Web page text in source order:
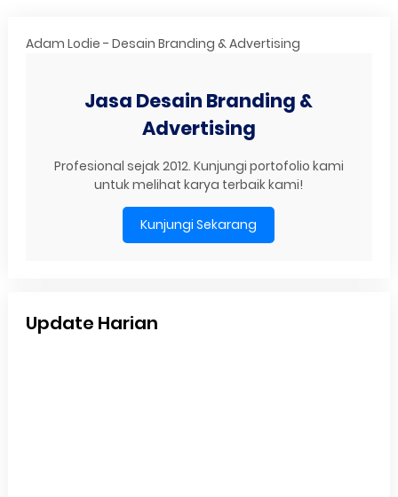
Adam Lodie - Desain Branding & Advertising
Jasa Desain Branding &
Advertising
Profesional sejak 2012. Kunjungi portofolio kami
untuk melihat karya terbaik kami!
Kunjungi Sekarang
Update Harian